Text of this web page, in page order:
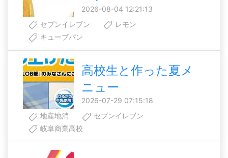
2026-08-04 12:21:13
セブンイレブン
レモン
キューブパン
高校生と作った夏メ
ニュー
2026-07-29 07:15:18
地産地消
セブンイレブン
岐阜商業高校